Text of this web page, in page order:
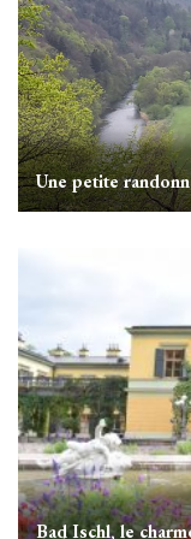
Une petite
Bad Ischl, le